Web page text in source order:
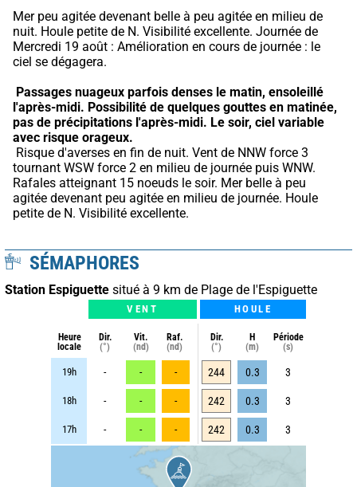
Mer peu agitée devenant belle à peu agitée en milieu de
nuit. Houle petite de N. Visibilité excellente. Journée de
Mercredi 19 août : Amélioration en cours de journée : le
ciel se dégagera.
Passages nuageux parfois denses le matin, ensoleillé
l'après-midi. Possibilité de quelques gouttes en matinée,
pas de précipitations l'après-midi. Le soir, ciel variable
avec risque orageux.
tournant WSW force 2 en milieu de journée puis WNW.
Rafales atteignant 15 noeuds le soir. Mer belle à peu
agitée devenant peu agitée en milieu de journée. Houle
petite de N. Visibilité excellente.
SÉMAPHORES
Station Espiguette situé à 9 km de Plage de l'Espiguette
VENT HOULE
Heure
locale
Dir.
(°)
Vit.
(nd)
Raf.
(nd)
Dir.
(°)
H
(m)
Période
(s)
19h - - - 244 0.3 3
18h - - - 242 0.3 3
17h - - - 242 0.3 3